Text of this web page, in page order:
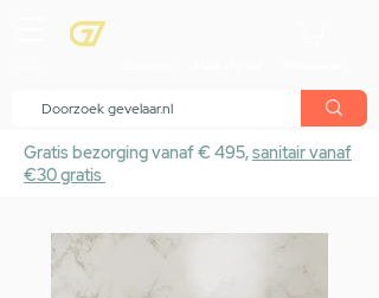
Gratis bezorging vanaf € 495,sanitair vanaf
€30 gratis